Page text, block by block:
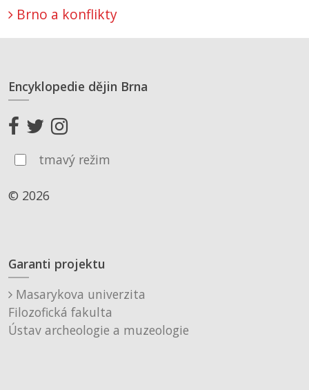
Brno a konflikty
Encyklopedie dějin Brna
tmavý režim
© 2026
Garanti projektu
Masarykova univerzita
Filozofická fakulta
Ústav archeologie a muzeologie